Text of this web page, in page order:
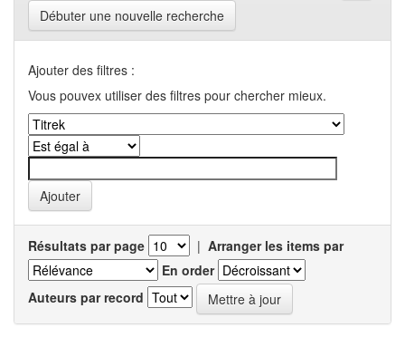
Débuter une nouvelle recherche
Ajouter des filtres :
Vous pouvex utiliser des filtres pour chercher mieux.
Résultats par page | Arranger les items par
En order
Auteurs par record